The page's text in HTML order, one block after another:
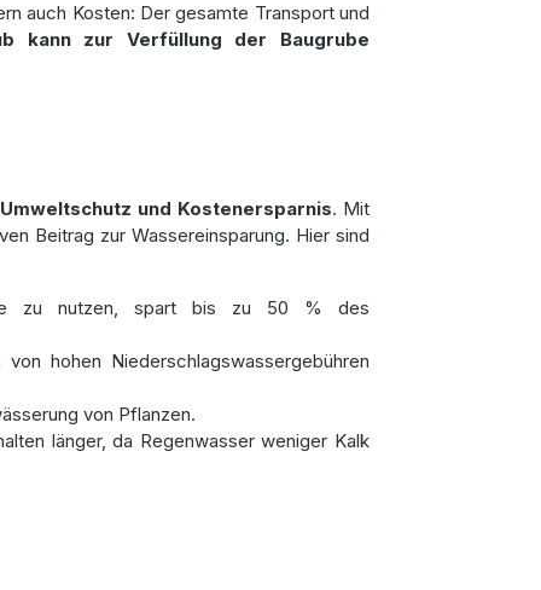
auch Kosten: Der gesamte Transport und
kann zur Verfüllung der Baugrube
Umweltschutz und Kostenersparnis. Mit
Beitrag zur Wassereinsparung. Hier sind
zu nutzen, spart bis zu 50 % des
hohen Niederschlagswassergebühren
von Pflanzen.
länger, da Regenwasser weniger Kalk